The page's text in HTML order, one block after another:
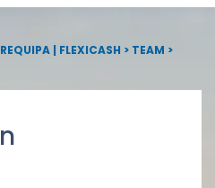
| FLEXICASH > TEAM >